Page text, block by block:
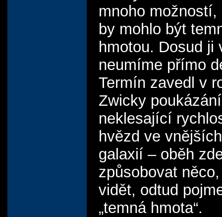
mnoho
by mohlo být
hmotou. Dosud ji
neumíme přímo
Termín zavedl v
Zwicky
neklesající
hvězd ve
galaxií – oběh
způsobovat
vidět, odtud
„temná hmota“.